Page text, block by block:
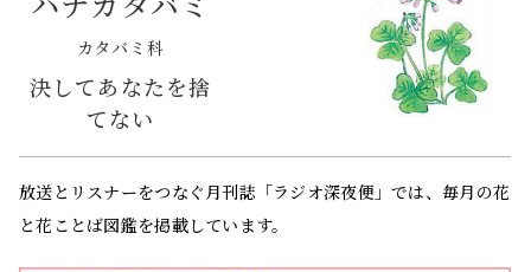
カタバミ科
決してあなたを捨
てない
放送とリスナーをつなぐ月刊誌「ラジオ深夜便」では、毎月の花
と花ことば図鑑を掲載しています。